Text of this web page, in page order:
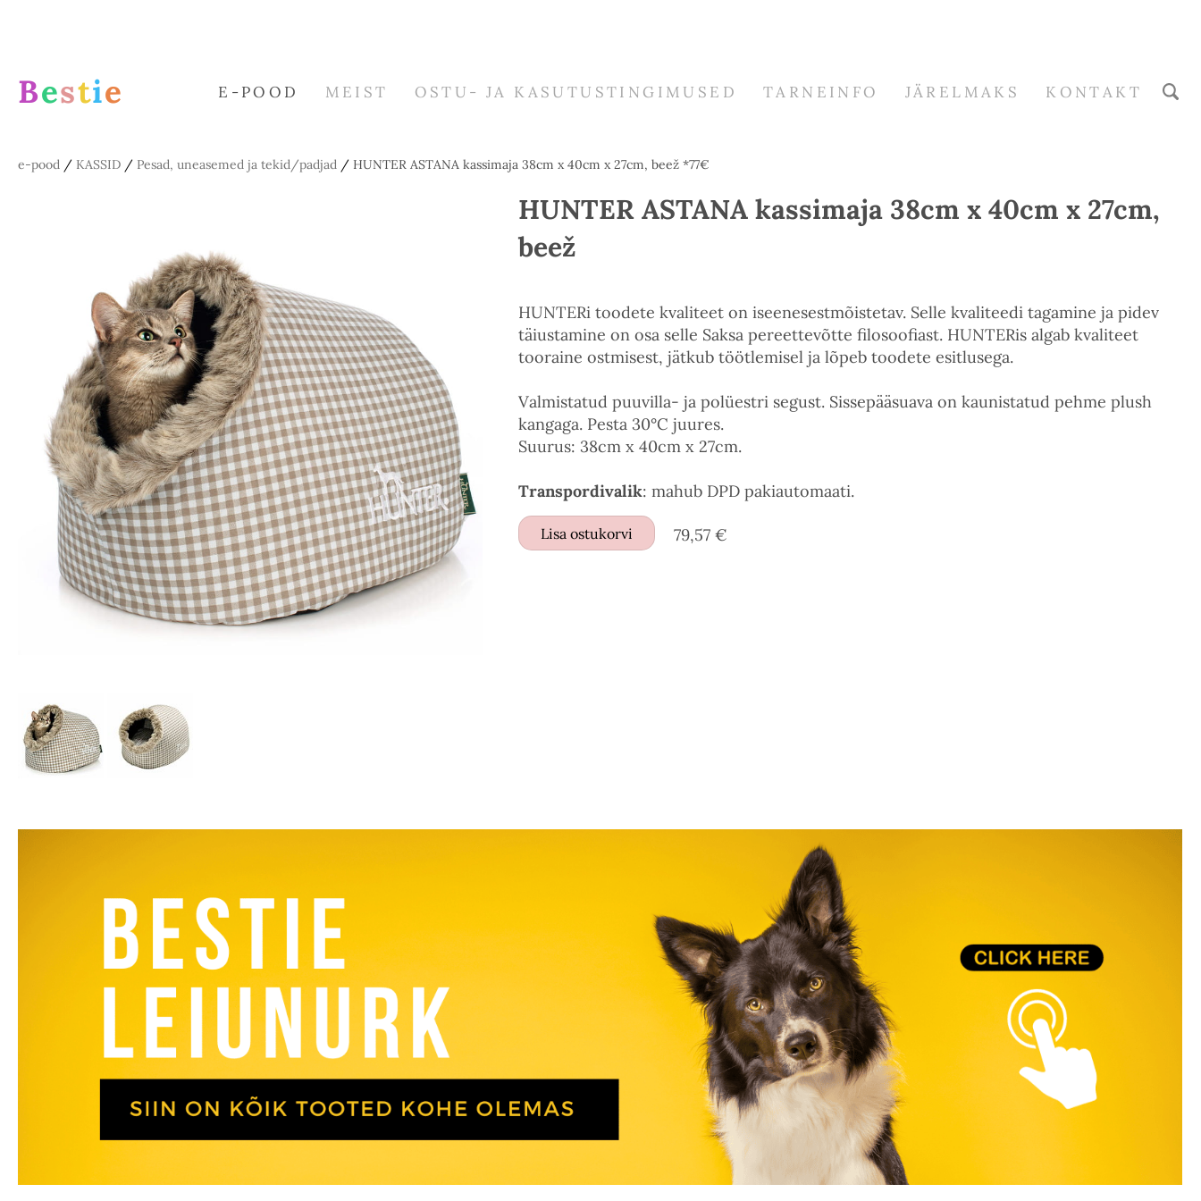
Bestie E-POOD MEIST OSTU- JA KASUTUSTINGIMUSED TARNEINFO JÄRELMAKS KONTAKT
e-pood / KASSID / Pesad, uneasemed ja tekid/padjad / HUNTER ASTANA kassimaja 38cm x 40cm x 27cm, beež *77€
HUNTER ASTANA kassimaja 38cm x 40cm x 27cm,
beež
HUNTERi toodete kvaliteet on iseenesestmõistetav. Selle kvaliteedi tagamine ja pidev
täiustamine on osa selle Saksa pereettevõtte filosoofiast. HUNTERis algab kvaliteet
tooraine ostmisest, jätkub töötlemisel ja lõpeb toodete esitlusega.
Valmistatud puuvilla- ja polüestri segust. Sissepääsuava on kaunistatud pehme plush
kangaga. Pesta 30°C juures.
Suurus: 38cm x 40cm x 27cm.
Transpordivalik: mahub DPD pakiautomaati.
Lisa ostukorvi 79,57 €